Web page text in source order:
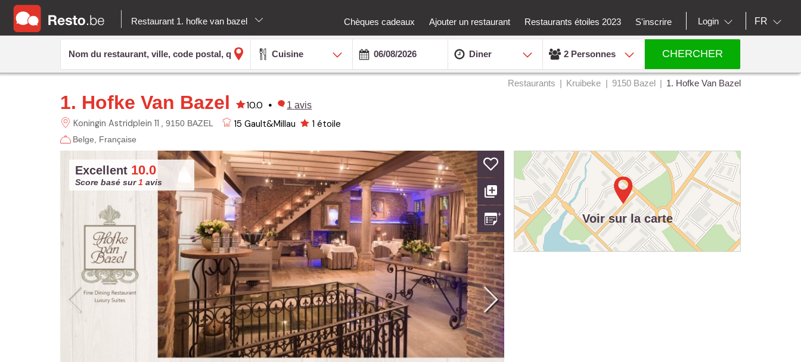
Restaurant 1. hofke van bazel Chèques cadeaux Ajouter un restaurant Restaurants étoiles 2023 S'inscrire Login FR
Cuisine Diner 2 Personnes CHERCHER
Restaurants Kruibeke 9150 Bazel 1. Hofke Van Bazel
1. Hofke Van Bazel 10.0 • 1 avis
Koningin Astridplein 11 9150 BAZEL 15 Gault&Millau 1 étoile
Belge Française
Excellent 10.0
Score basé sur1 avis
Voir sur la carte